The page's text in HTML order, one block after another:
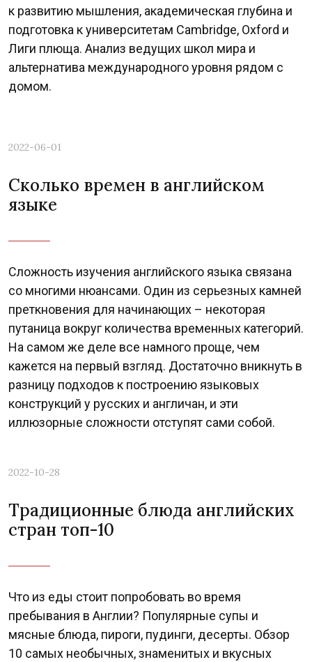
к развитию мышления, академическая глубина и
подготовка к университетам Cambridge, Oxford и
Лиги плюща. Анализ ведущих школ мира и
альтернатива международного уровня рядом с
домом.
2022-06-01
Сколько времен в английском
языке
Сложность изучения английского языка связана
со многими нюансами. Один из серьезных камней
преткновения для начинающих – некоторая
путаница вокруг количества временных категорий.
На самом же деле все намного проще, чем
кажется на первый взгляд. Достаточно вникнуть в
разницу подходов к построению языковых
конструкций у русских и англичан, и эти
иллюзорные сложности отступят сами собой.
2022-10-28
Традиционные блюда английских
стран топ-10
Что из еды стоит попробовать во время
пребывания в Англии? Популярные супы и
мясные блюда, пироги, пудинги, десерты. Обзор
10 самых необычных, знаменитых и вкусных